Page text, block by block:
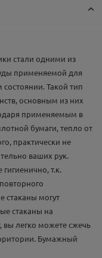
стали одними из
применяемой для
Такой тип
основным из них
применяемым в
бумаги, тепло от
практически не
ваших рук.
т.к.
стаканы могут
стаканы на
вы легко можете сжечь
Бумажный